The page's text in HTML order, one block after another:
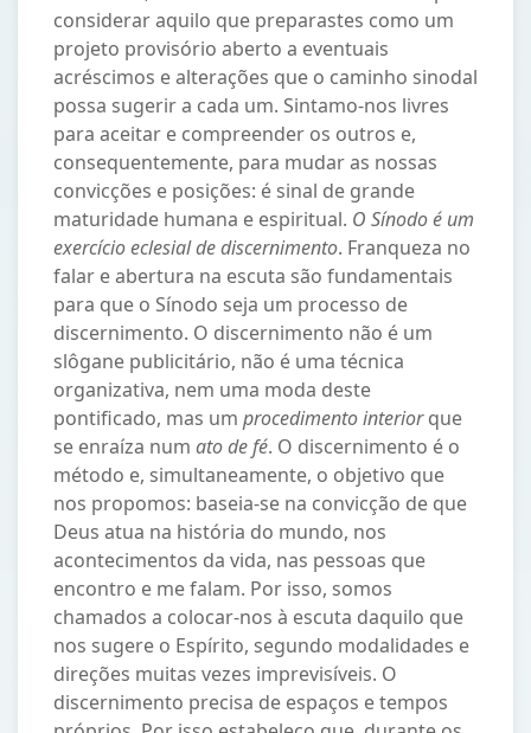
considerar aquilo que preparastes como um
projeto provisório aberto a eventuais
acréscimos e alterações que o caminho sinodal
possa sugerir a cada um. Sintamo-nos livres
para aceitar e compreender os outros e,
consequentemente, para mudar as nossas
convicções e posições: é sinal de grande
maturidade humana e espiritual. O Sínodo é um
exercício eclesial de discernimento. Franqueza no
falar e abertura na escuta são fundamentais
para que o Sínodo seja um processo de
discernimento. O discernimento não é um
slôgane publicitário, não é uma técnica
organizativa, nem uma moda deste
pontificado, mas um procedimento interiorque
se enraíza num ato de fé. O discernimento é o
método e, simultaneamente, o objetivo que
nos propomos: baseia-se na convicção de que
Deus atua na história do mundo, nos
acontecimentos da vida, nas pessoas que
encontro e me falam. Por isso, somos
chamados a colocar-nos à escuta daquilo que
nos sugere o Espírito, segundo modalidades e
direções muitas vezes imprevisíveis. O
discernimento precisa de espaços e tempos